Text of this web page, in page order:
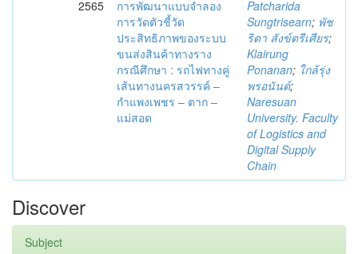
2565
การพัฒนาแบบจำลอง
การวัดตัวชี้วัด
ประสิทธิภาพของระบบ
ขนส่งสินค้าทางราง
กรณีศึกษา : รถไฟทางคู่
เส้นทางนครสวรรค์ –
กำแพงเพชร – ตาก –
แม่สอด
Patcharida
Sungtrisearn; พัช
ริดา สังข์ตรีเศียร;
Klairung
Ponanan; ใกล้รุ่ง
พรอนันต์;
Naresuan
University. Faculty
of Logistics and
Digital Supply
Chain
Discover
Subject